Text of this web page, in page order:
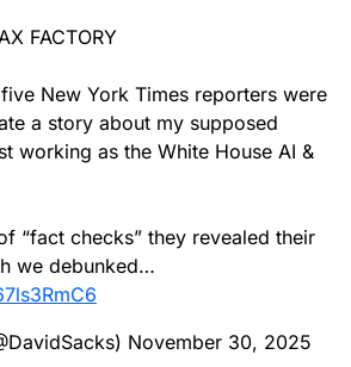
FACTORY
New York Times reporters were
a story about my supposed
working as the White House AI &
“fact checks” they revealed their
we debunked…
November 30, 2025